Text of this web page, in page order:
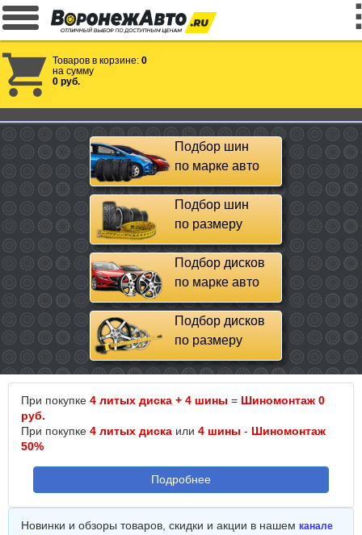
Товаров в корзине: 0
на сумму
0 руб.
Подбор шин
по марке авто
Подбор шин
по размеру
Подбор дисков
по марке авто
Подбор дисков
по размеру
При покупке 4 литых диска + 4 шины = Шиномонтаж 0
руб.
При покупке 4 литых диска или 4 шины - Шиномонтаж
50%
Подробнее
Новинки и обзоры товаров, скидки и акции в нашем канале